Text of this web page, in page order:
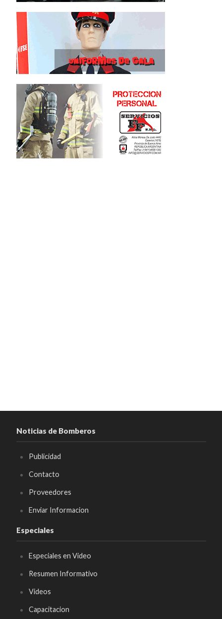
Noticias de Bomberos
Publicidad
Contacto
Proveedores
Enviar Informacion
Especiales
Especiales en Video
Resumen Informativo
Videos
Capacitacion